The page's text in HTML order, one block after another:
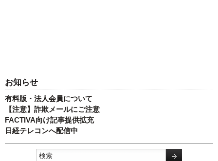
お知らせ
有料版・法人会員について
【注意】詐欺メールにご注意
FACTIVA向け記事提供拡充
日経テレコンへ配信中